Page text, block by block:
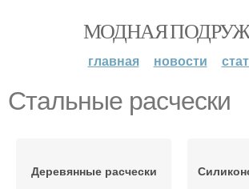
МОДНАЯ
главная новости
Стальные расчески
Деревянные расчески